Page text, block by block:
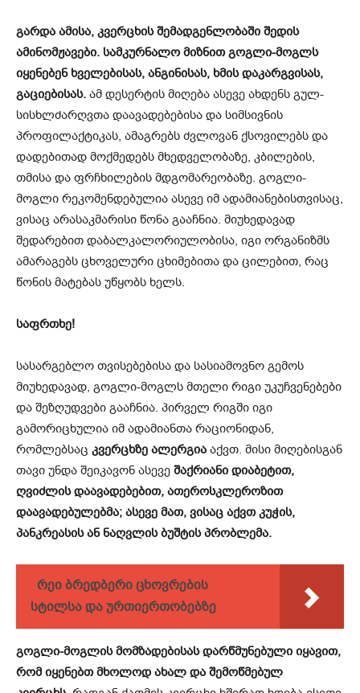
გარდა ამისა, კვერცხის შემადგენლობაში შედის
ამინომჟავები. სამკურნალო მიზნით გოგლი-მოგლს
იყენებენ ხველებისას, ანგინისას, ხმის დაკარგვისას,
გაციებისას. ამ დესერტის მიღება ასევე ახდენს გულ-
სისხლძარღვთა დაავადებებისა და სიმსივნის
პროფილაქტიკას, ამაგრებს ძვლოვან ქსოვილებს და
დადებითად მოქმედებს მხედველობაზე, კბილების,
თმისა და ფრჩხილების მდგომარეობაზე. გოგლი-
მოგლი რეკომენდებულია ასევე იმ ადამიანებისთვისაც,
ვისაც არასაკმარისი წონა გააჩნია. მიუხედავად
შედარებით დაბალკალორიულობისა, იგი ორგანიზმს
ამარაგებს ცხოველური ცხიმებითა და ცილებით, რაც
წონის მატებას უწყობს ხელს.
საფრთხე!
სასარგებლო თვისებებისა და სასიამოვნო გემოს
მიუხედავად, გოგლი-მოგლს მთელი რიგი უკუჩვენებები
და შეზღუდვები გააჩნია. პირველ რიგში იგი
გამორიცხულია იმ ადამიანთა რაციონიდან,
რომლებსაც კვერცხზე ალერგია აქვთ. მისი მიღებისგან
თავი უნდა შეიკავონ ასევე შაქრიანი დიაბეტით,
ღვიძლის დაავადებებით, ათეროსკლეროზით
დაავადებულებმა; ასევე მათ, ვისაც აქვთ კუჭის,
პანკრეასის ან ნაღვლის ბუშტის პრობლემა.
რეი ბრედბერი ცხოვრების
სტილსა და ურთიერთობებზე
გოგლი-მოგლის მომზადებისას დარწმუნებული იყავით,
რომ იყენებთ მხოლოდ ახალ და შემოწმებულ